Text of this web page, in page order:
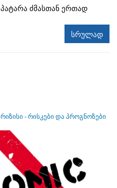
ძმასთან ერთად
სრულად
- რისკები და პროგნოზები